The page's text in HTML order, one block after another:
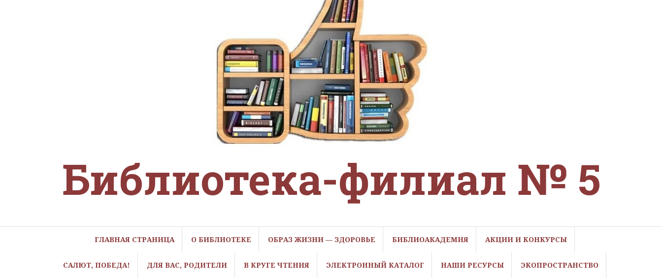
Библиотека-филиал № 5
ГЛАВНАЯ СТРАНИЦА О БИБЛИОТЕКЕ ОБРАЗ ЖИЗНИ — ЗДОРОВЬЕ БИБЛИОАКАДЕМИЯ АКЦИИ И КОНКУРСЫ
САЛЮТ, ПОБЕДА! ДЛЯ ВАС, РОДИТЕЛИ В КРУГЕ ЧТЕНИЯ ЭЛЕКТРОННЫЙ КАТАЛОГ НАШИ РЕСУРСЫ ЭКОПРОСТРАНСТВО